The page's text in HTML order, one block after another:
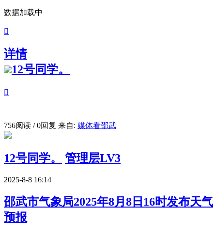
数据加载中

详情
12号同学。

756阅读 / 0回复 来自: 媒体看邵武
12号同学。 管理层LV3
2025-8-8 16:14
邵武市气象局2025年8月8日16时发布天气
预报